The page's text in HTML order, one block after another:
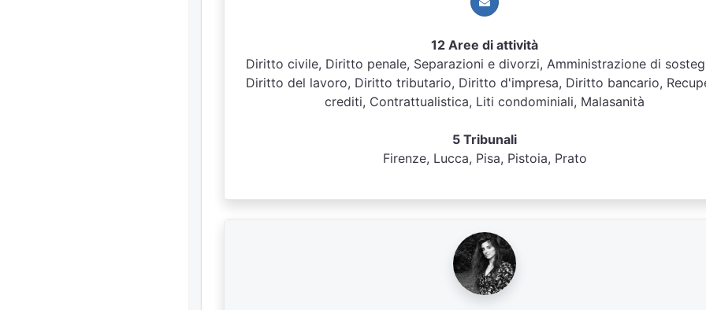
12 Aree di attività
Diritto civile, Diritto penale, Separazioni e divorzi, Amministrazione di
Diritto del lavoro, Diritto tributario, Diritto d'impresa, Diritto bancario,
crediti, Contrattualistica, Liti condominiali, Malasanità
5 Tribunali
Firenze, Lucca, Pisa, Pistoia, Prato